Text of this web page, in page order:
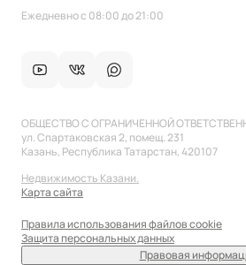
Ежедневно с 08:00 до 21:00
ОБЩЕСТВО С ОГРАНИЧЕННОЙ
ул. Спартаковская 2, помещ. 231
Казань, Республика Татарстан, 420107
Недвижимость Казани.
Карта сайта
Правила использования файлов cookie
Защита персональных данных
Правовая